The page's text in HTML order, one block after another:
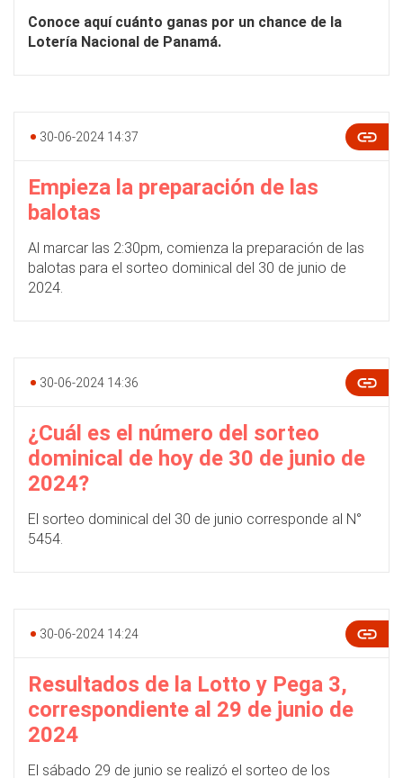
Conoce aquí cuánto ganas por un chance de la
Lotería Nacional de Panamá.
30-06-2024 14:37
Empieza la preparación de las
balotas
Al marcar las 2:30pm, comienza la preparación de las
balotas para el sorteo dominical del 30 de junio de
2024.
30-06-2024 14:36
¿Cuál es el número del sorteo
dominical de hoy de 30 de junio de
2024?
El sorteo dominical del 30 de junio corresponde al N°
5454.
30-06-2024 14:24
Resultados de la Lotto y Pega 3,
correspondiente al 29 de junio de
2024
El sábado 29 de junio se realizó el sorteo de los